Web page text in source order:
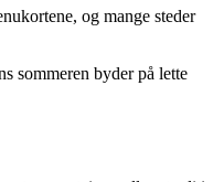
og mange steder
sommeren byder på lette